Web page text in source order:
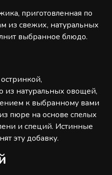
приготовленная по
из свежих, натуральных
выбранное блюдо.
из натуральных овощей,
к выбранному вами
пюре на основе спелых
и специй. Истинные
эту добавку.